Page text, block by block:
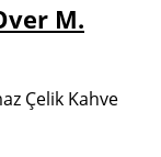
M.
Çelik Kahve